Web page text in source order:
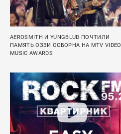
AEROSMITH И YUNGBLUD ПОЧТИЛИ
ПАМЯТЬ ОЗЗИ ОСБОРНА НА MTV VIDEO
MUSIC AWARDS